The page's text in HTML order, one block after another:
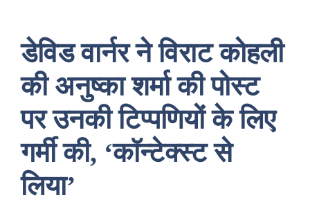
डेविड वार्नर ने विराट कोहली
की अनुष्का शर्मा की पोस्ट
पर उनकी टिप्पणियों के लिए
गर्मी की, ‘कॉन्टेक्स्ट से
लिया’